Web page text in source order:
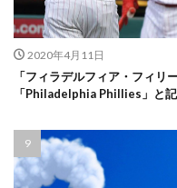
2020年4月11日
「フィラデルフィア・フィリ
「Philadelphia Phillies」と記